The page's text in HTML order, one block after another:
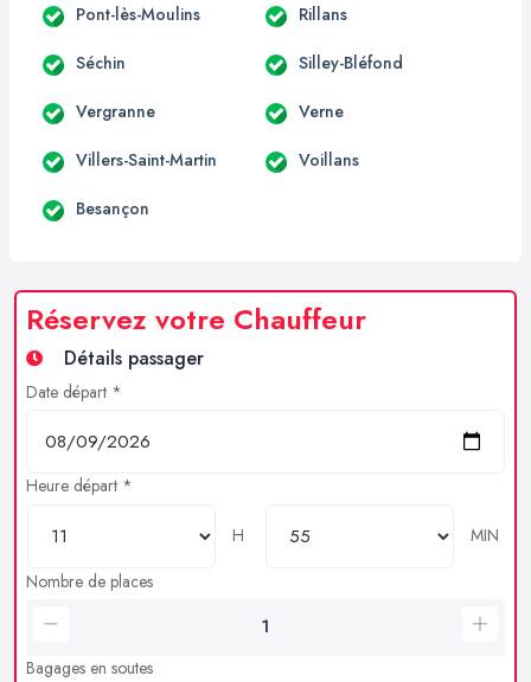
Pont-lès-Moulins Rillans
Séchin Silley-Bléfond
Vergranne Verne
Villers-Saint-Martin Voillans
Besançon
Réservez votre Chauffeur
Détails passager
Date départ *
Heure départ *
H
MIN
Nombre de places
Bagages en soutes